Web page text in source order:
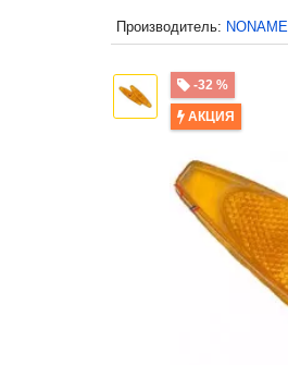
Производитель: NONAME
-32 %
АКЦИЯ